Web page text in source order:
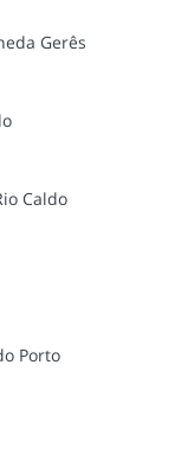
Gerês
Caldo
Porto